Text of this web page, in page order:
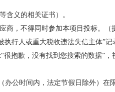
含义的相关证书）。
商 ，不得同时参加本项目投标。（
执行人或重大税收违法失信主体
很抱歉，没有找到您搜索的数据
办公时间内，法定节假日除外）在